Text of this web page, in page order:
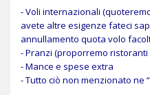
- Voli internazionali
avete altre esigenze fateci
annullamento quota volo
- Pranzi (proporremo ristoranti
- Mance e spese extra
- Tutto ciò non menzionato ne